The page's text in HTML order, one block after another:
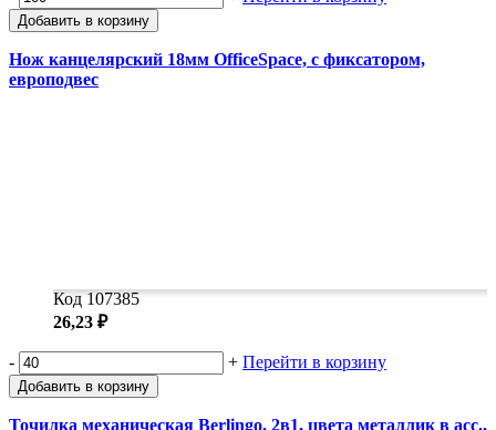
Добавить в корзину
Нож канцелярский 18мм OfficeSpace, с фиксатором,
европодвес
Код 107385
26,23 ₽
- + Перейти в корзину
Добавить в корзину
Точилка механическая Berlingo, 2в1, цвета металлик в асс.,